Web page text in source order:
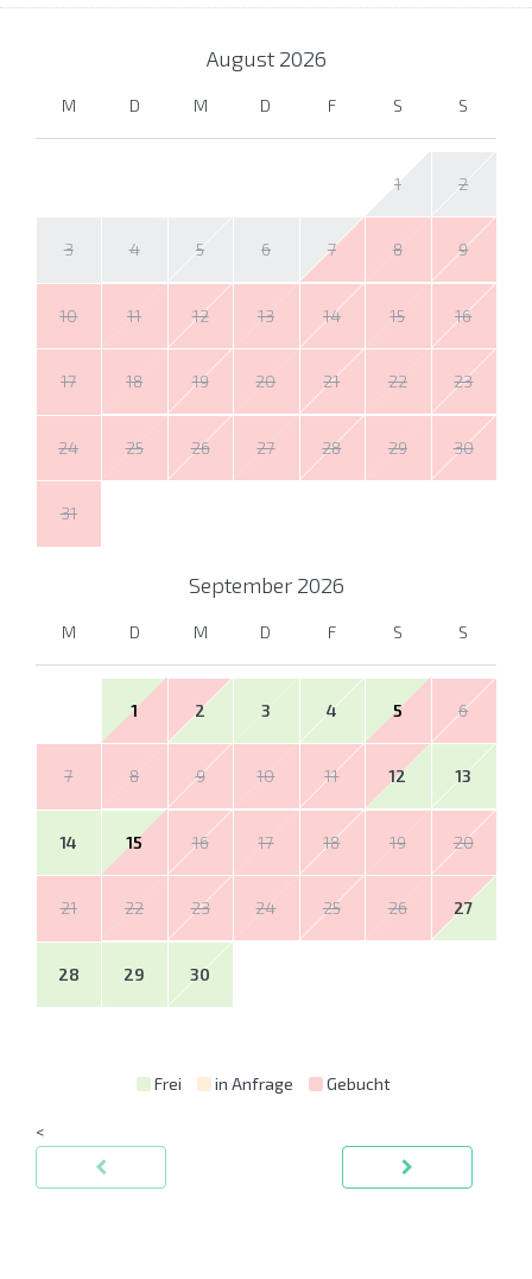
August 2026
M D M D F S S
1 2
3 4 5 6 7 8 9
10 11 12 13 14 15 16
17 18 19 20 21 22 23
24 25 26 27 28 29 30
31
September 2026
M D M D F S S
1 2 3 4 5 6
7 8 9 10 11 12 13
14 15 16 17 18 19 20
21 22 23 24 25 26 27
28 29 30
Frei in Anfrage Gebucht
<